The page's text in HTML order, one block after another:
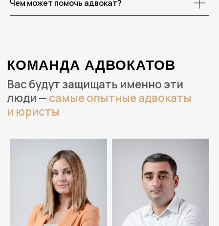
Чем может помочь адвокат?
+7 906 476-24-90
info@bondyakov-group.ru